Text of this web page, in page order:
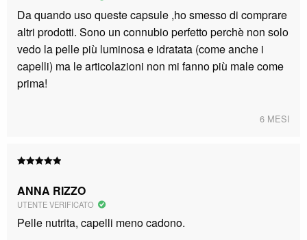
Da quando uso queste capsule ,ho smesso di comprare
altri prodotti. Sono un connubio perfetto perchè non solo
vedo la pelle più luminosa e idratata (come anche i
capelli) ma le articolazioni non mi fanno più male come
prima!
6 MESI
su 5
ANNA RIZZO
UTENTE VERIFICATO
Pelle nutrita, capelli meno cadono.